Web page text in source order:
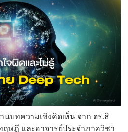
นบทความเชิงคิดเห็น จาก ดร.ธิ
ษฎี และอาจารย์ประจำภาควิชา